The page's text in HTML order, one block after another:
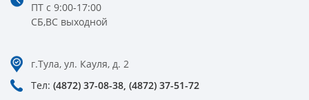
ПТ с 9:00-17:00
СБ,ВС выходной
г.Тула, ул. Кауля, д. 2
Тел: (4872) 37-08-38, (4872) 37-51-72